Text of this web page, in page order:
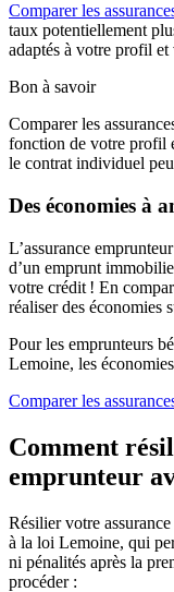
Comparer les
taux potentiellement
adaptés à votre profil et
Bon à savoir
Comparer les
fonction de votre profil
le contrat individuel
Des économies à
L’assurance
d’un emprunt
votre crédit ! En
réaliser des économies
Pour les emprunteurs
Lemoine, les
Comparer les
Comment
emprunteur
Résilier votre
à la loi Lemoine, qui
ni pénalités après la
procéder :